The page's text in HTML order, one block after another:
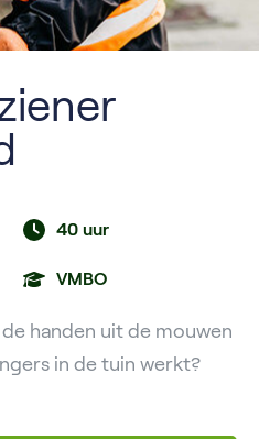
40 uur
VMBO
handen uit de mouwen
in de tuin werkt?